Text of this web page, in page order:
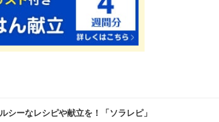
シーなレシピや献立を！「ソラレピ」